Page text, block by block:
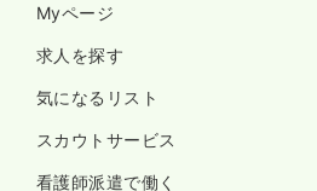
Myページ
求人を探す
気になるリスト
スカウトサービス
看護師派遣で働く